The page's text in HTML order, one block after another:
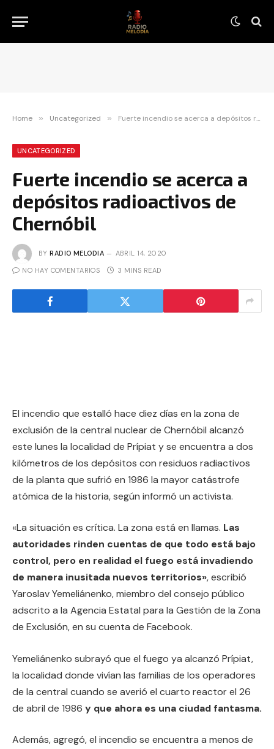
Home » Uncategorized » Fuerte incendio se acerca a depósitos radioactivos de Chernóbil
UNCATEGORIZED
Fuerte incendio se acerca a
depósitos radioactivos de
Chernóbil
BY RADIO MELODIA ABRIL 14, 2020
NO HAY COMENTARIOS 3 MINS READ
El incendio que estalló hace diez días en la zona de
exclusión de la central nuclear de Chernóbil alcanzó
este lunes la localidad de Prípiat y se encuentra a dos
kilómetros de los depósitos con residuos radiactivos
de la planta que sufrió en 1986 la mayor catástrofe
atómica de la historia, según informó un activista.
«La situación es crítica. La zona está en llamas. Las
autoridades rinden cuentas de que todo está bajo
control, pero en realidad el fuego está invadiendo
de manera inusitada nuevos territorios», escribió
Yaroslav Yemeliánenko, miembro del consejo público
adscrito a la Agencia Estatal para la Gestión de la Zona
de Exclusión, en su cuenta de Facebook.
Yemeliánenko subrayó que el fuego ya alcanzó Prípiat,
la localidad donde vivían las familias de los operadores
de la central cuando se averió el cuarto reactor el 26
de abril de 1986 y que ahora es una ciudad fantasma.
Además, agregó, el incendio se encuentra a menos de